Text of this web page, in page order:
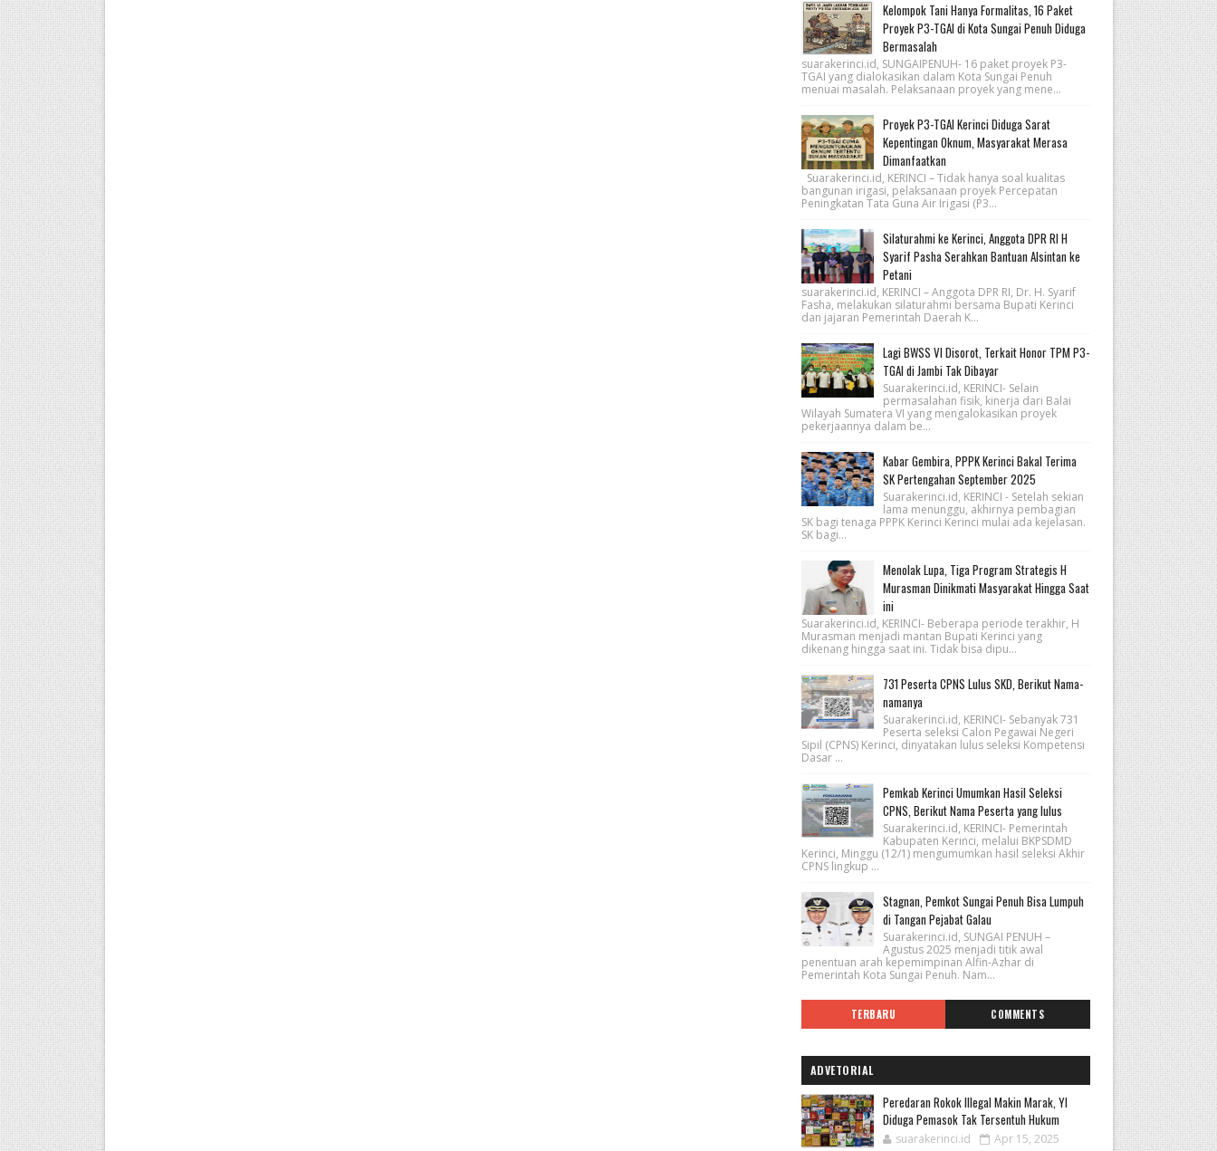
Kelompok Tani Hanya Formalitas, 16 Paket
Proyek P3-TGAI di Kota Sungai Penuh Diduga
Bermasalah
suarakerinci.id, SUNGAIPENUH- 16 paket proyek P3-
TGAI yang dialokasikan dalam Kota Sungai Penuh
menuai masalah. Pelaksanaan proyek yang mene...
Proyek P3-TGAI Kerinci Diduga Sarat
Kepentingan Oknum, Masyarakat Merasa
Dimanfaatkan
Suarakerinci.id, KERINCI – Tidak hanya soal kualitas
bangunan irigasi, pelaksanaan proyek Percepatan
Peningkatan Tata Guna Air Irigasi (P3...
Silaturahmi ke Kerinci, Anggota DPR RI H
Syarif Pasha Serahkan Bantuan Alsintan ke
Petani
suarakerinci.id, KERINCI – Anggota DPR RI, Dr. H. Syarif
Fasha, melakukan silaturahmi bersama Bupati Kerinci
dan jajaran Pemerintah Daerah K...
Lagi BWSS VI Disorot, Terkait Honor TPM P3-
TGAI di Jambi Tak Dibayar
Suarakerinci.id, KERINCI- Selain
permasalahan fisik, kinerja dari Balai
Wilayah Sumatera VI yang mengalokasikan proyek
pekerjaannya dalam be...
Kabar Gembira, PPPK Kerinci Bakal Terima
SK Pertengahan September 2025
Suarakerinci.id, KERINCI - Setelah sekian
lama menunggu, akhirnya pembagian
SK bagi tenaga PPPK Kerinci Kerinci mulai ada kejelasan.
SK bagi...
Menolak Lupa, Tiga Program Strategis H
Murasman Dinikmati Masyarakat Hingga Saat
ini
Suarakerinci.id, KERINCI- Beberapa periode terakhir, H
Murasman menjadi mantan Bupati Kerinci yang
dikenang hingga saat ini. Tidak bisa dipu...
731 Peserta CPNS Lulus SKD, Berikut Nama-
namanya
Suarakerinci.id, KERINCI- Sebanyak 731
Peserta seleksi Calon Pegawai Negeri
Sipil (CPNS) Kerinci, dinyatakan lulus seleksi Kompetensi
Dasar ...
Pemkab Kerinci Umumkan Hasil Seleksi
CPNS, Berikut Nama Peserta yang lulus
Suarakerinci.id, KERINCI- Pemerintah
Kabupaten Kerinci, melalui BKPSDMD
Kerinci, Minggu (12/1) mengumumkan hasil seleksi Akhir
CPNS lingkup ...
Stagnan, Pemkot Sungai Penuh Bisa Lumpuh
di Tangan Pejabat Galau
Suarakerinci.id, SUNGAI PENUH –
Agustus 2025 menjadi titik awal
penentuan arah kepemimpinan Alfin-Azhar di
Pemerintah Kota Sungai Penuh. Nam...
TERBARU COMMENTS
ADVETORIAL
Peredaran Rokok Illegal Makin Marak, YI
Diduga Pemasok Tak Tersentuh Hukum
suarakerinci.id Apr 15, 2025